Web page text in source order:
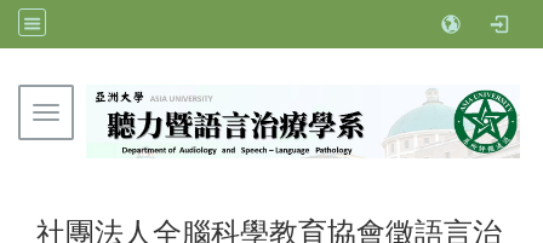
Toggle navigation
社團法人全腦科學教育協會徵語言治